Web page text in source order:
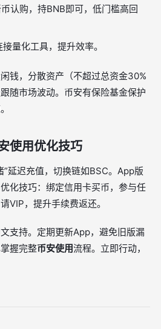
认购，持BNB即可，低门槛高回
量化工具，提升效率。
钱，分散资产（不超过总资金30%
随市场波动。币安有保险基金保护
使用优化技巧
”延迟充值，切换链如BSC。App版
化技巧：绑定信用卡买币，参与任
VIP，提升手续费返还。
支持。定期更新App，避免旧版漏
握完整币安使用流程。立即行动，